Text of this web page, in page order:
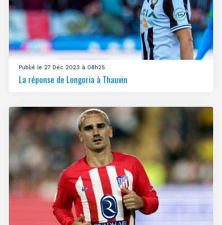
Publié le 27 Déc 2023 à 08h25
La réponse de Longoria à Thauvin